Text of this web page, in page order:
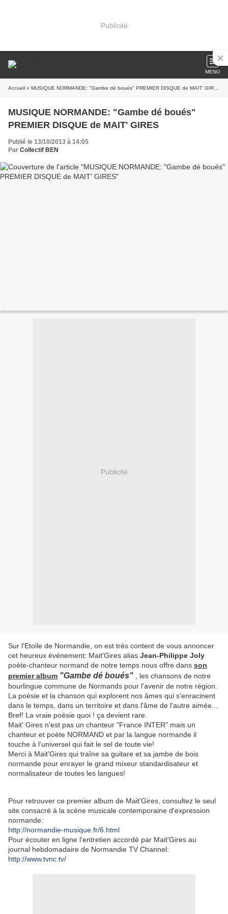
Publicité
MENU
Accueil » MUSIQUE NORMANDE: "Gambe dé boués" PREMIER DISQUE de MAIT' GIRES
MUSIQUE NORMANDE: "Gambe dé boués"
PREMIER DISQUE de MAIT' GIRES
Publié le 13/10/2013 à 14:05
Par Collectif BEN
Publicité
Sur l'Etoile de Normandie, on est très content de vous annoncer
cet heureux événement: Mait'Gires alias Jean-Philippe Joly
poète-chanteur normand de notre temps nous offre dans son
premier album "Gambe dé boués" , les chansons de notre
bourlingue commune de Normands pour l'avenir de notre région.
La poésie et la chanson qui explorent nos âmes qui s'enracinent
dans le temps, dans un territoire et dans l'âme de l'autre aimée...
Bref! La vraie poésie quoi ! ça devient rare.
Mait' Gires n'est pas un chanteur "France INTER" mais un
chanteur et poète NORMAND et par la langue normande il
touche à l'universel qui fait le sel de toute vie!
Merci à Mait'Gires qui traîne sa guitare et sa jambe de bois
normande pour enrayer le grand mixeur standardisateur et
normalisateur de toutes les langues!
Pour retrouver ce premier album de Mait'Gires, consultez le seul
site consacré à la scène musicale contemporaine d'expression
normande:
http://normandie-musique.fr/6.html
Pour écouter en ligne l'entretien accordé par Mait'Gires au
journal hebdomadaire de Normandie TV Channel:
http://www.tvnc.tv/